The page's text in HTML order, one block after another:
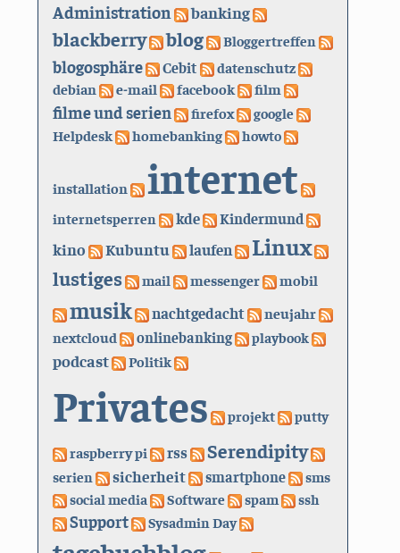
Administration banking
blackberry blog Bloggertreffen
blogosphäre Cebit datenschutz
debian e-mail facebook film
filme und serien firefox
google
Helpdesk
homebanking howto
installation internet
internetsperren kde Kindermund
kino Kubuntu laufen Linux
lustiges mail messenger mobil
musik nachtgedacht neujahr
nextcloud onlinebanking playbook
podcast Politik
Privates projekt putty
raspberry pi rss Serendipity
serien sicherheit smartphone
sms
social media
Software spam ssh
Support Sysadmin Day